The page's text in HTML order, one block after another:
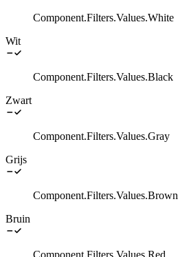
Component.Filters.Values.White
Wit
Component.Filters.Values.Black
Zwart
Component.Filters.Values.Gray
Grijs
Component.Filters.Values.Brown
Bruin
Component.Filters.Values.Red